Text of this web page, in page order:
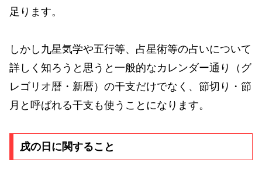
足ります。
しかし九星気学や五行等、占星術等の占いについて
詳しく知ろうと思うと一般的なカレンダー通り（グ
レゴリオ暦・新暦）の干支だけでなく、節切り・節
月と呼ばれる干支も使うことになります。
戌の日に関すること